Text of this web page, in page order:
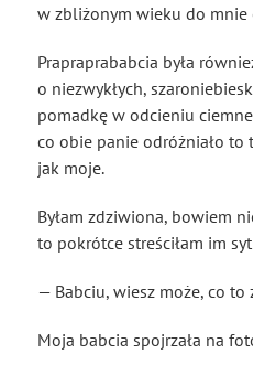
w zbliżonym wieku do mnie
Prapraprababcia była
o niezwykłych,
pomadkę w odcieniu
co obie panie odróżniało to
jak moje.
Byłam zdziwiona, bowiem
to pokrótce streściłam im
— Babciu, wiesz może, co to
Moja babcia spojrzała na